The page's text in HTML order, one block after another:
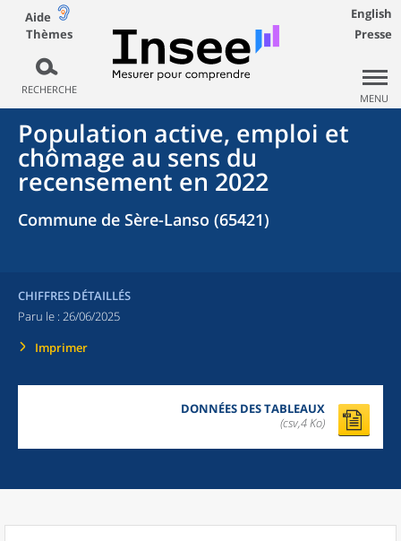
Aide
Thèmes
RECHERCHE
English
Presse
MENU
Population active, emploi et
chômage au sens du
recensement en 2022
Commune de Sère-Lanso (65421)
CHIFFRES DÉTAILLÉS
Paru le : 26/06/2025
Imprimer
DONNÉES DES TABLEAUX
(csv,4 Ko)